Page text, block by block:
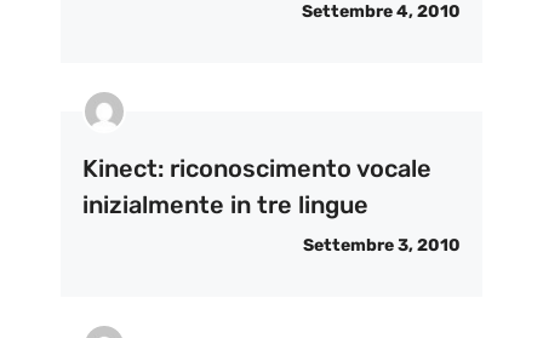
Settembre 4, 2010
Kinect: riconoscimento vocale
inizialmente in tre lingue
Settembre 3, 2010